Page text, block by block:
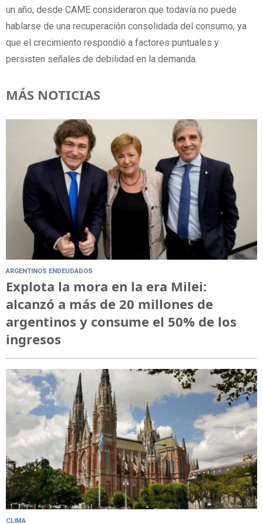
un año, desde CAME consideraron que todavía no puede
hablarse de una recuperación consolidada del consumo, ya
que el crecimiento respondió a factores puntuales y
persisten señales de debilidad en la demanda.
MÁS NOTICIAS
ARGENTINOS ENDEUDADOS
Explota la mora en la era Milei:
alcanzó a más de 20 millones de
argentinos y consume el 50% de los
ingresos
CLIMA